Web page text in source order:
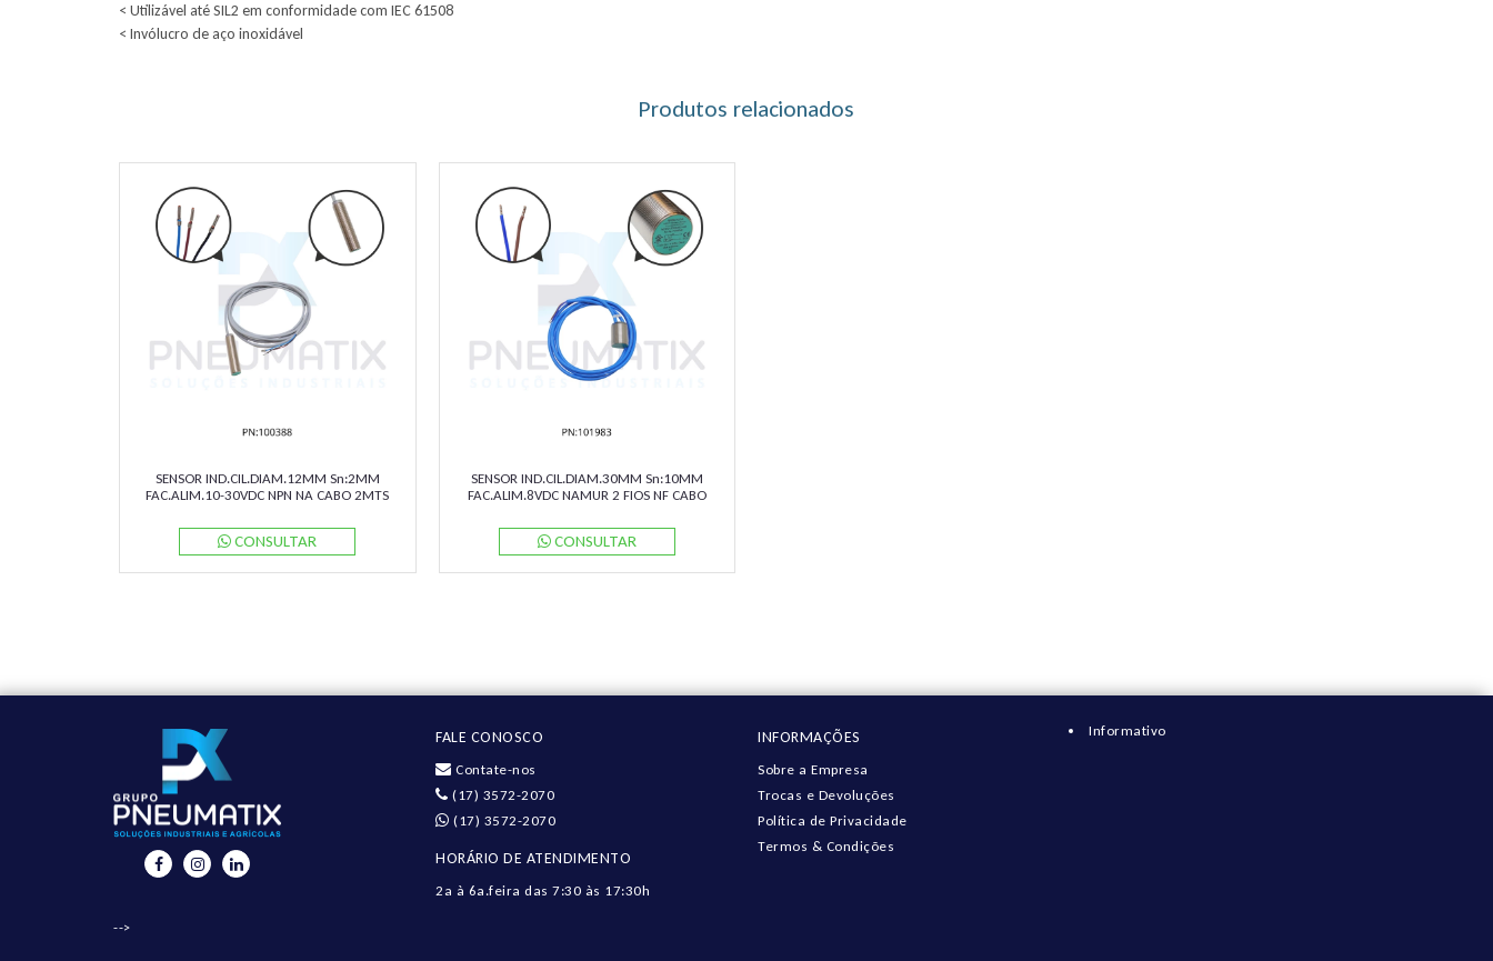
< Utilizável até SIL2 em conformidade com IEC 61508
< Invólucro de aço inoxidável
Produtos relacionados
SENSOR IND.CIL.DIAM.12MM Sn:2MM
FAC.ALIM.10-30VDC NPN NA CABO 2MTS
CONSULTAR
SENSOR IND.CIL.DIAM.30MM Sn:10MM
FAC.ALIM.8VDC NAMUR 2 FIOS NF CABO
PEPPERL
CONSULTAR
FALE CONOSCO
Contate-nos
(17) 3572-2070
(17) 3572-2070
HORÁRIO DE ATENDIMENTO
2a à 6a.feira das 7:30 às 17:30h
INFORMAÇÕES
Sobre a Empresa
Trocas e Devoluções
Política de Privacidade
Termos & Condições
Informativo
-->